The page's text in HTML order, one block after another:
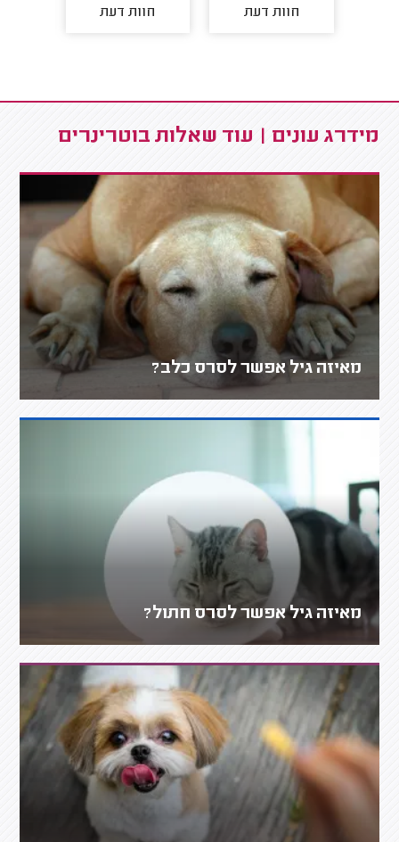
חוות דעת חוות דעת
מידרג עונים | עוד שאלות בוטרינרים
מאיזה גיל אפשר לסרס כלב?
מאיזה גיל אפשר לסרס חתול?